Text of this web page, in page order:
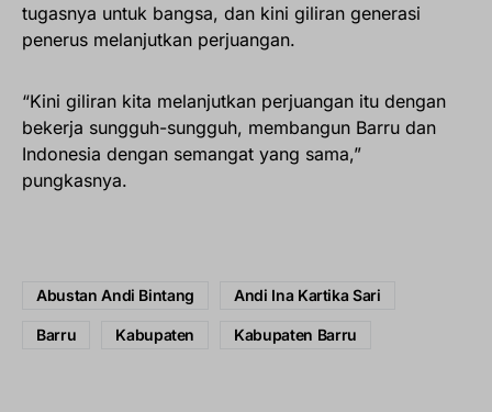
tugasnya untuk bangsa, dan kini giliran generasi
penerus melanjutkan perjuangan.
“Kini giliran kita melanjutkan perjuangan itu dengan
bekerja sungguh-sungguh, membangun Barru dan
Indonesia dengan semangat yang sama,”
pungkasnya.
Abustan Andi Bintang Andi Ina Kartika Sari
Barru Kabupaten Kabupaten Barru